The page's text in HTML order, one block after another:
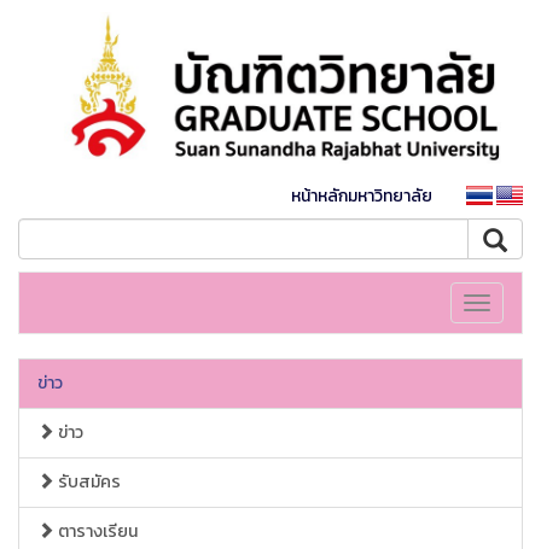
หน้าหลักมหาวิทยาลัย
Toggle
ข่าว
ข่าว
รับสมัคร
ตารางเรียน